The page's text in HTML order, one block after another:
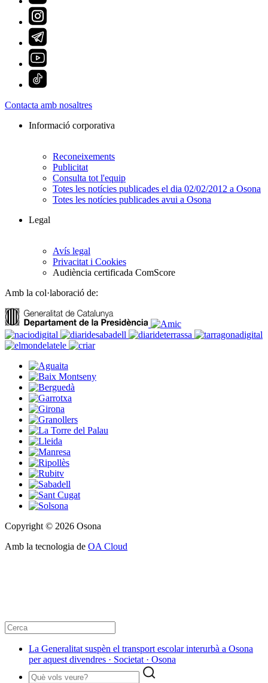
Contacta amb nosaltres
Informació corporativa
Reconeixements
Publicitat
Consulta tot l'equip
Totes les notícies publicades el dia 02/02/2012 a Osona
Totes les notícies publicades avui a Osona
Legal
Avís legal
Privacitat i Cookies
Audiència certificada ComScore
Amb la col·laboració de:
Copyright © 2026 Osona
Amb la tecnologia de OA Cloud
La Generalitat suspèn el transport escolar interurbà a Osona
per aquest divendres · Societat · Osona